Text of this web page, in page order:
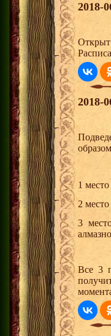
2018-
2018-
1
2
3
Все 3